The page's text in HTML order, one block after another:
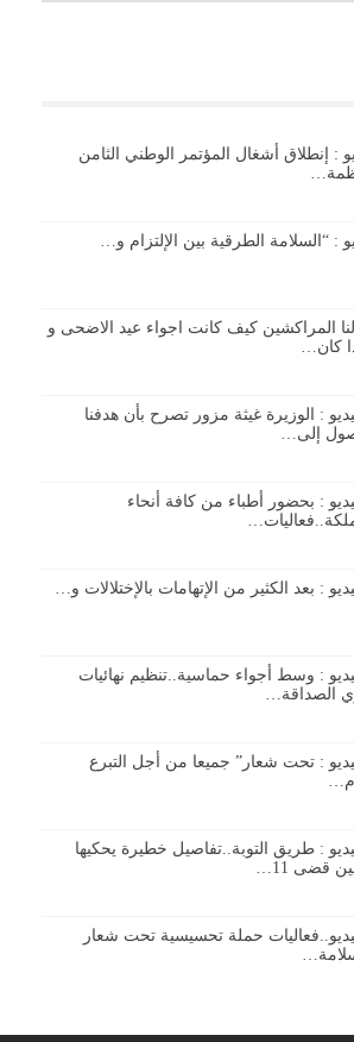
: إنطلاق أشغال المؤتمر الوطني الثامن
: “السلامة الطرقية بين الإلتزام و…
المراكشين كيف كانت اجواء عيد الاضحى و
كان…
: الوزيرة غيثة مزور تصرح بأن هدفنا
إلى…
: بحضور أطباء من كافة أنحاء
: بعد الكثير من الإتهامات بالإختلالات و…
: وسط أجواء حماسية..تنظيم نهائيات
الصداقة…
: تحت شعار” جميعا من أجل التبرع
: طريق التوبة..تفاصيل خطيرة يحكيها
قضى 11…
حملة تحسيسية تحت شعار